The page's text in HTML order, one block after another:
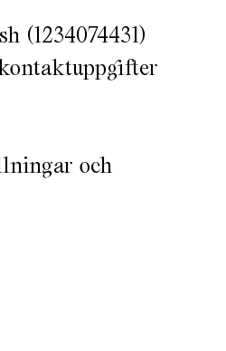
(1234074431)
och